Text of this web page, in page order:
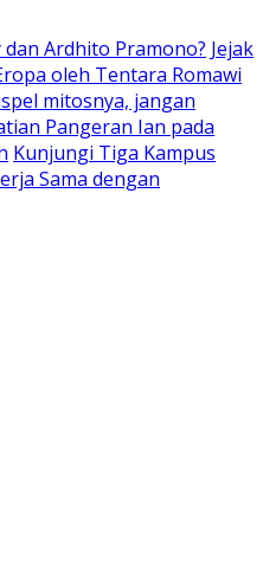
Ardhito Pramono? Jejak
oleh Tentara Romawi
mitosnya, jangan
Pangeran Ian pada
Kunjungi Tiga Kampus
Sama dengan